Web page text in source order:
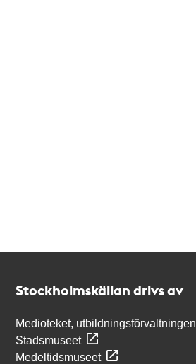
Stockholmskällan drivs av
Medioteket, utbildningsförvaltningen
Stadsmuseet
Medeltidsmuseet